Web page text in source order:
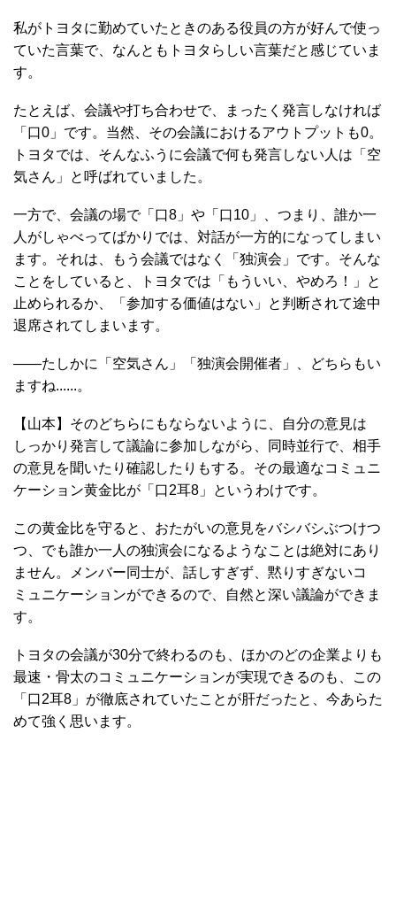
私がトヨタに勤めていたときのある役員の方が好んで使っ
ていた言葉で、なんともトヨタらしい言葉だと感じていま
す。
たとえば、会議や打ち合わせで、まったく発言しなければ
「口0」です。当然、その会議におけるアウトプットも0。
トヨタでは、そんなふうに会議で何も発言しない人は「空
気さん」と呼ばれていました。
一方で、会議の場で「口8」や「口10」、つまり、誰か一
人がしゃべってばかりでは、対話が一方的になってしまい
ます。それは、もう会議ではなく「独演会」です。そんな
ことをしていると、トヨタでは「もういい、やめろ！」と
止められるか、「参加する価値はない」と判断されて途中
退席されてしまいます。
――たしかに「空気さん」「独演会開催者」、どちらもい
ますね......。
【山本】そのどちらにもならないように、自分の意見は
しっかり発言して議論に参加しながら、同時並行で、相手
の意見を聞いたり確認したりもする。その最適なコミュニ
ケーション黄金比が「口2耳8」というわけです。
この黄金比を守ると、おたがいの意見をバシバシぶつけつ
つ、でも誰か一人の独演会になるようなことは絶対にあり
ません。メンバー同士が、話しすぎず、黙りすぎないコ
ミュニケーションができるので、自然と深い議論ができま
す。
トヨタの会議が30分で終わるのも、ほかのどの企業よりも
最速・骨太のコミュニケーションが実現できるのも、この
「口2耳8」が徹底されていたことが肝だったと、今あらた
めて強く思います。